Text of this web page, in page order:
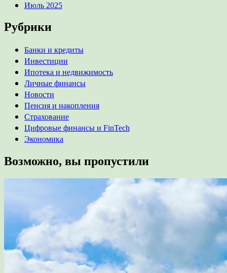
Июль 2025
Рубрики
Банки и кредиты
Инвестиции
Ипотека и недвижимость
Личные финансы
Новости
Пенсия и накопления
Страхование
Цифровые финансы и FinTech
Экономика
Возможно, вы пропустили